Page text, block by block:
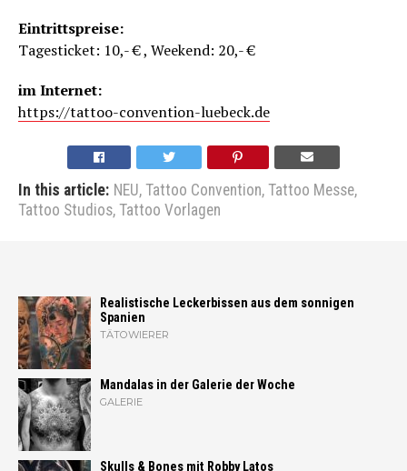
Eintrittspreise:
Tagesticket: 10,- € , Weekend: 20,- €
im Internet:
https://tattoo-convention-luebeck.de
In this article: NEU, Tattoo Convention, Tattoo Messe,
Tattoo Studios, Tattoo Vorlagen
Realistische Leckerbissen aus dem sonnigen
Spanien
TÄTOWIERER
Mandalas in der Galerie der Woche
GALERIE
Skulls & Bones mit Robby Latos